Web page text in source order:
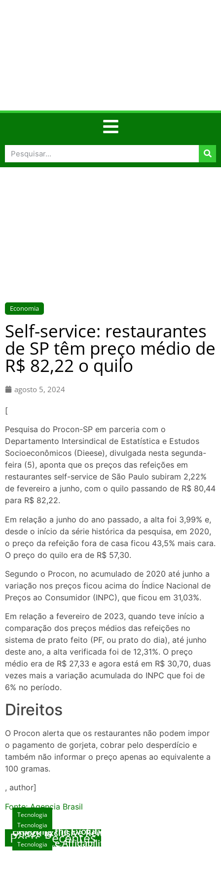
Economia
Self-service: restaurantes
de SP têm preço médio de
R$ 82,22 o quilo
agosto 5, 2024
[
Pesquisa do Procon-SP em parceria com o
Departamento Intersindical de Estatística e Estudos
Socioeconômicos (Dieese), divulgada nesta segunda-
feira (5), aponta que os preços das refeições em
restaurantes self-service de São Paulo subiram 2,22%
de fevereiro a junho, com o quilo passando de R$ 80,44
para R$ 82,22.
Em relação a junho do ano passado, a alta foi 3,99% e,
desde o início da série histórica da pesquisa, em 2020,
o preço da refeição fora de casa ficou 43,5% mais cara.
O preço do quilo era de R$ 57,30.
Segundo o Procon, no acumulado de 2020 até junho a
variação nos preços ficou acima do Índice Nacional de
Preços ao Consumidor (INPC), que ficou em 31,03%.
Em relação a fevereiro de 2023, quando teve início a
comparação dos preços médios das refeições no
sistema de prato feito (PF, ou prato do dia), até junho
deste ano, a alta verificada foi de 12,31%. O preço
médio era de R$ 27,33 e agora está em R$ 30,70, duas
vezes mais a variação acumulada do INPC que foi de
6% no período.
Direitos
O Procon alerta que os restaurantes não podem impor
o pagamento de gorjeta, cobrar pelo desperdício e
também não informar o preço apenas ao equivalente a
100 gramas.
, author]
Fonte: Agencia Brasil
Posts Recentes
Tecnologia
Exploring the Evolution of Online Slot Games
agosto 7, 2026
Tecnologia
Unlock Exclusive Rewards at The Big Dog
House
Tecnologia
Sicurezza e Affidabilità di Mr Nulls Wicked
Wares
Tecnologia